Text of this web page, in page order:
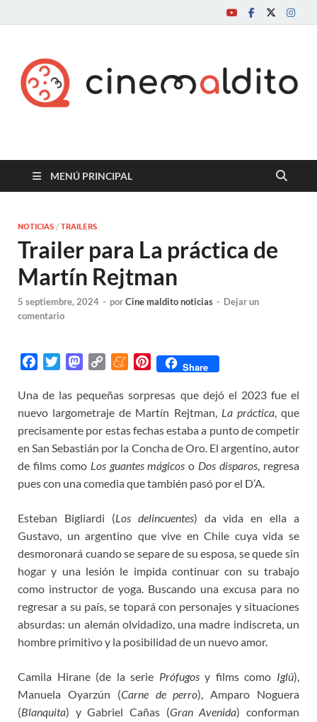
Cine maldito
MENÚ PRINCIPAL
NOTICIAS / TRAILERS
Trailer para La práctica de
Martín Rejtman
5 septiembre, 2024 - porCine maldito noticias - Dejar un
comentario
c
e
b
o
o
k
i
t
t
e
r
M
s
t
o
d
o
n
p
y
L
i
n
k
M
n
e
a
m
e
P
n
t
e
r
e
s
Share
Una de las pequeñas sorpresas que dejó el 2023 fue el
nuevo largometraje de Martín Rejtman, La práctica, que
precisamente por estas fechas estaba a punto de competir
en San Sebastián por la Concha de Oro. El argentino, autor
de films como Los guantes mágicos o Dos disparos, regresa
pues con una comedia que también pasó por el D’A.
Esteban Bigliardi (Los delincuentes) da vida en ella a
Gustavo, un argentino que vive en Chile cuya vida se
desmoronará cuando se separe de su esposa, se quede sin
hogar y una lesión le impida continuar con su trabajo
como instructor de yoga. Buscando una excusa para no
regresar a su país, se topará con personajes y situaciones
absurdas: un alemán olvidadizo, una madre indiscreta, un
hombre primitivo y la posibilidad de un nuevo amor.
Camila Hirane (de la serie Prófugosy films como Iglú),
Manuela Oyarzún (Carne de perro), Amparo Noguera
(Blanquita) y Gabriel Cañas (Gran Avenida) conforman